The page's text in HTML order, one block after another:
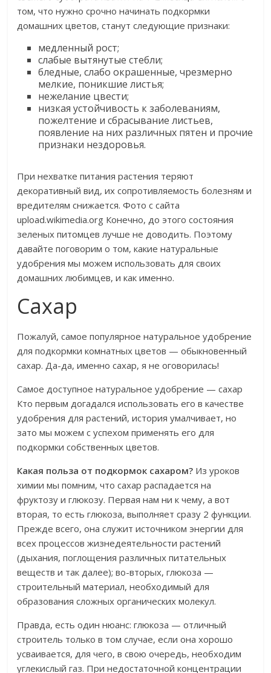
том, что нужно срочно начинать подкормки
домашних цветов, станут следующие признаки:
медленный рост;
слабые вытянутые стебли;
бледные, слабо окрашенные, чрезмерно
мелкие, поникшие листья;
нежелание цвести;
низкая устойчивость к заболеваниям,
пожелтение и сбрасывание листьев,
появление на них различных пятен и прочие
признаки нездоровья.
При нехватке питания растения теряют
декоративный вид, их сопротивляемость болезням и
вредителям снижается. Фото с сайта
upload.wikimedia.org Конечно, до этого состояния
зеленых питомцев лучше не доводить. Поэтому
давайте поговорим о том, какие натуральные
удобрения мы можем использовать для своих
домашних любимцев, и как именно.
Сахар
Пожалуй, самое популярное натуральное удобрение
для подкормки комнатных цветов — обыкновенный
сахар. Да-да, именно сахар, я не оговорилась!
Самое доступное натуральное удобрение — сахар
Кто первым догадался использовать его в качестве
удобрения для растений, история умалчивает, но
зато мы можем с успехом применять его для
подкормки собственных цветов.
Какая польза от подкормок сахаром? Из уроков
химии мы помним, что сахар распадается на
фруктозу и глюкозу. Первая нам ни к чему, а вот
вторая, то есть глюкоза, выполняет сразу 2 функции.
Прежде всего, она служит источником энергии для
всех процессов жизнедеятельности растений
(дыхания, поглощения различных питательных
веществ и так далее); во-вторых, глюкоза —
строительный материал, необходимый для
образования сложных органических молекул.
Правда, есть один нюанс: глюкоза — отличный
строитель только в том случае, если она хорошо
усваивается, для чего, в свою очередь, необходим
углекислый газ. При недостаточной концентрации